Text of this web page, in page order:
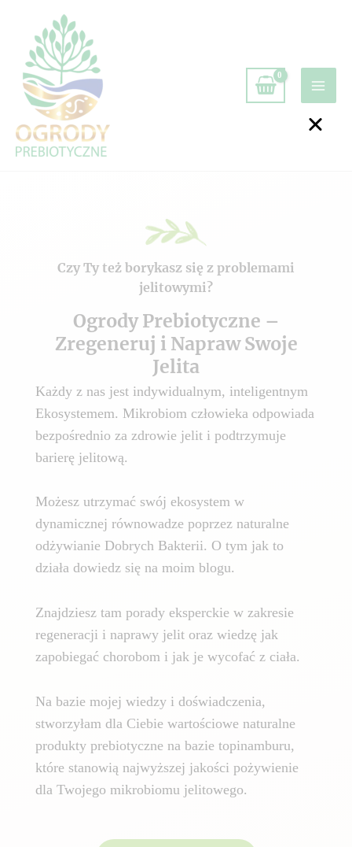
Czy Ty też borykasz się z problemami
jelitowymi?
Ogrody Prebiotyczne –
Zregeneruj i Napraw Swoje
Jelita
Każdy z nas jest indywidualnym, inteligentnym
Ekosystemem. Mikrobiom człowieka odpowiada
bezpośrednio za zdrowie jelit i podtrzymuje
barierę jelitową.
Możesz utrzymać swój ekosystem w
dynamicznej równowadze poprzez naturalne
odżywianie Dobrych Bakterii. O tym jak to
działa dowiedz się na moim blogu.
Znajdziesz tam porady eksperckie w zakresie
regeneracji i naprawy jelit oraz wiedzę jak
zapobiegać chorobom i jak je wycofać z ciała.
Na bazie mojej wiedzy i doświadczenia,
stworzyłam dla Ciebie wartościowe naturalne
produkty prebiotyczne na bazie topinamburu,
które stanowią najwyższej jakości pożywienie
dla Twojego mikrobiomu jelitowego.